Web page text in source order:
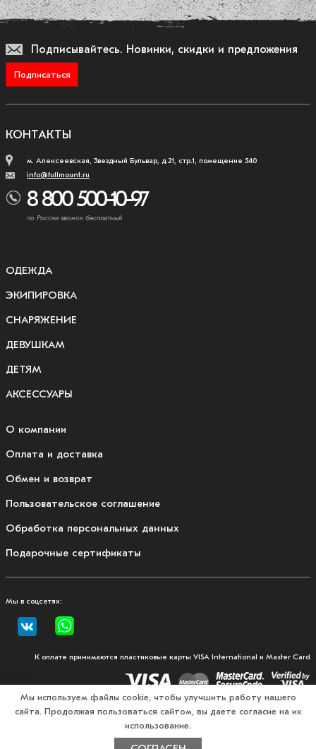
Подписывайтесь. Новинки, скидки и предложения
Подписаться
КОНТАКТЫ
м. Алексеевская, Звездный Бульвар, д.21, стр.1, помещение 540
info@fullmount.ru
8 800 500-10-97
по России звонок бесплатный
ОДЕЖДА
ЭКИПИРОВКА
СНАРЯЖЕНИЕ
ДЕВУШКАМ
ДЕТЯМ
АКСЕССУАРЫ
О компании
Оплата и доставка
Обмен и возврат
Пользовательское соглашение
Обработка персональных данных
Подарочные сертификаты
Мы в соцсетях:
К оплате принимаются пластиковые карты VISA International и Master Card
© 2026, Fullmount — магазин одежды и экипировки для
Мы используем файлы cookie, чтобы улучшить работу нашего
сайта. Продолжая пользоваться сайтом, вы даете согласие на их
использование.